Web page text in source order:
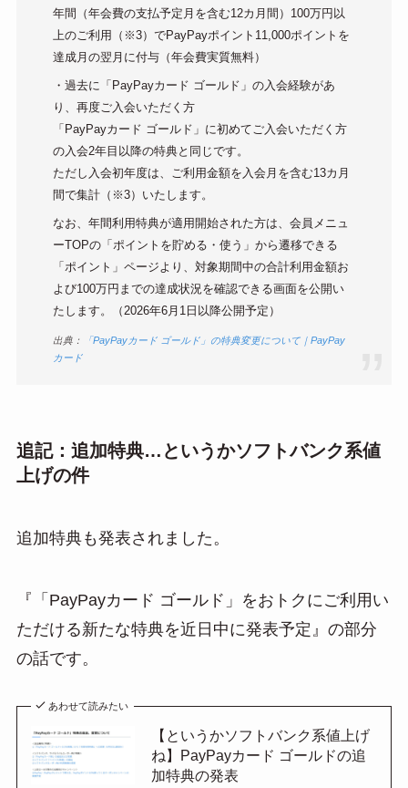
年間（年会費の支払予定月を含む12カ月間）100万円以
上のご利用（※3）でPayPayポイント11,000ポイントを
達成月の翌月に付与（年会費実質無料）
・過去に「PayPayカード ゴールド」の入会経験があ
り、再度ご入会いただく方
「PayPayカード ゴールド」に初めてご入会いただく方
の入会2年目以降の特典と同じです。
ただし入会初年度は、ご利用金額を入会月を含む13カ月
間で集計（※3）いたします。
なお、年間利用特典が適用開始された方は、会員メニュ
ーTOPの「ポイントを貯める・使う」から遷移できる
「ポイント」ページより、対象期間中の合計利用金額お
よび100万円までの達成状況を確認できる画面を公開い
たします。（2026年6月1日以降公開予定）
出典：
「PayPayカード ゴールド」の特典変更について｜PayPay
カード
追記：追加特典…というかソフトバンク系値
上げの件
追加特典も発表されました。
『「PayPayカード ゴールド」をおトクにご利用い
ただける新たな特典を近日中に発表予定』の部分
の話です。
あわせて読みたい
【というかソフトバンク系値上げ
ね】PayPayカード ゴールドの追
加特典の発表